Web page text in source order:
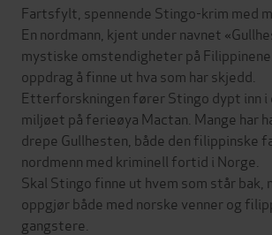
Fartsfylt, spennende Stingo-krim med
En nordmann, kjent under navnet
mystiske omstendigheter på
oppdrag å finne ut hva som har skjedd.
Etterforskningen fører Stingo dypt inn i
miljøet på ferieøya Mactan. Mange har
drepe Gullhesten, både den filippinske
nordmenn med kriminell fortid i Norge.
Skal Stingo finne ut hvem som står bak,
oppgjør både med norske venner og
gangstere.